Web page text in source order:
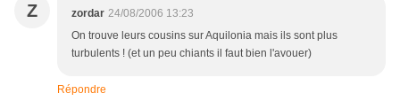
Z zordar 24/08/2006 13:23
On trouve leurs cousins sur Aquilonia mais ils sont plus
turbulents ! (et un peu chiants il faut bien l'avouer)
Répondre